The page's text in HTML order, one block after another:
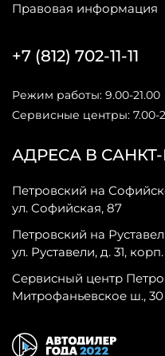
Правовая информация
АДРЕСА В
Петровский на
ул. Софийская, 87
Петровский на
ул. Руставели, д. 31,
Сервисный центр
Митрофаньевское ш., 30
+7 (812) 702-11-11
Режим работы: 9.00-21.00
Сервисные центры: 7.00-